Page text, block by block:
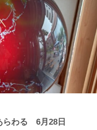
らわる 6月28日